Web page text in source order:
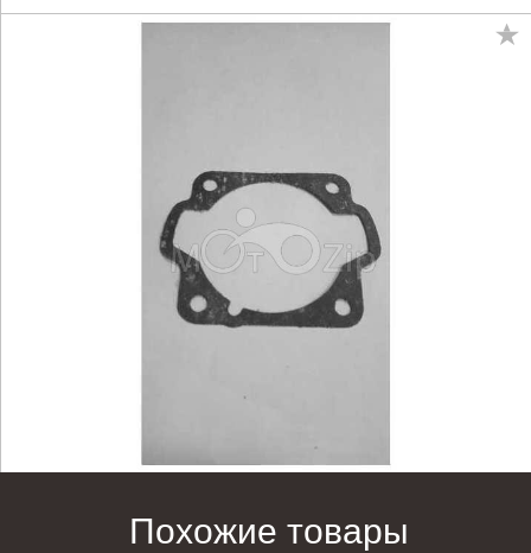
Похожие товары